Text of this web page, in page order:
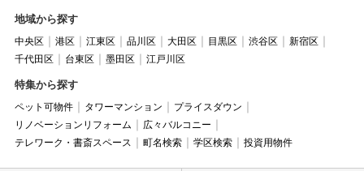
地域から探す
中央区 港区 江東区 品川区 大田区 目黒区 渋谷区
新宿区
千代田区
台東区 墨田区 江戸川区
特集から探す
ペット可物件 タワーマンション
プライスダウン
リノベーションリフォーム
広々バルコニー
テレワーク・書斎スペース
町名検索 学区検索 投資用物件